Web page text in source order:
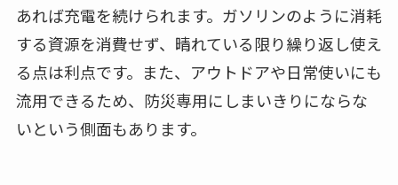
あれば充電を続けられます。ガソリンのように消耗
する資源を消費せず、晴れている限り繰り返し使え
る点は利点です。また、アウトドアや日常使いにも
流用できるため、防災専用にしまいきりにならな
いという側面もあります。